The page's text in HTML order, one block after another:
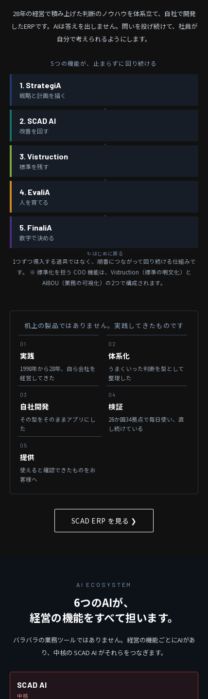
28年の経営で積み上げた判断のノウハウを体系立て、自社で開発
したERPです。 AIは答えを出しません。問いを投げ続けて、社員が
自分で考えられるようにします。
5つの機能が、止まらずに回り続ける
1. StrategiA
戦略と計画を描く
2. SCAD AI
改善を回す
3. Vistruction
標準を残す
4. EvaliA
人を育てる
5. FinaliA
数字で決める
1つずつ導入する道具ではなく、順番につながって回り続ける仕組みで
す。
※ 標準化を担う COO 機能は、Vistruction（標準の明文化）と
AIBOU（業務の可視化）の2つで構成されます。
机上の製品ではありません。実践してきたものです
01
実践
1998年から28年、 自ら会社を
経営してきた
02
体系化
うまくいった判断を型として
整理した
03
自社開発
その型をそのままアプリにし
た
04
検証
26か国34拠点で毎日使い、 直
し続けている
05
提供
使えると確認できたものをお
客様へ
SCAD ERP を見る ❯
AI ECOSYSTEM
6つのAIが、
経営の機能をすべて担います。
バラバラの業務ツールではありません。経営の機能ごとにAIがあ
り、中核の SCAD AI がそれらをつなぎます。
SCAD AI
中核